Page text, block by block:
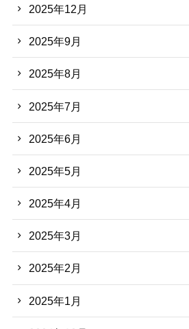
2025年12月
2025年9月
2025年8月
2025年7月
2025年6月
2025年5月
2025年4月
2025年3月
2025年2月
2025年1月